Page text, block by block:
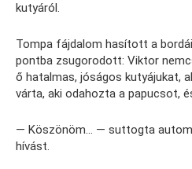
kutyáról.
Tompa fájdalom hasított a
pontba zsugorodott: Viktor
ő hatalmas, jóságos kutyájukat,
várta, aki odahozta a papucsot,
— Köszönöm… — suttogta
hívást.